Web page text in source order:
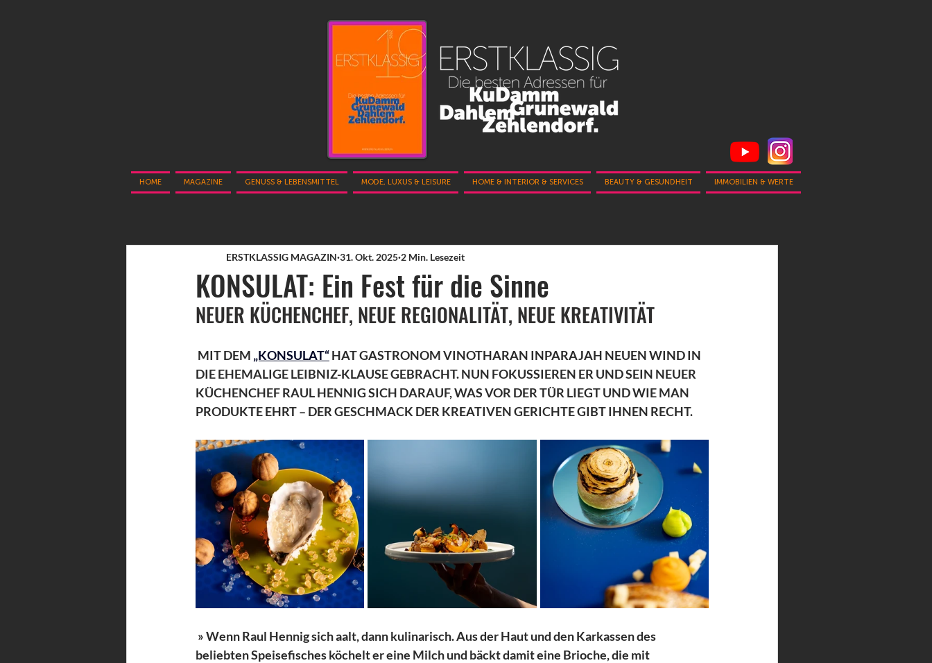
HOME MAGAZINE GENUSS & LEBENSMITTEL MODE, LUXUS & LEISURE HOME & INTERIOR & SERVICES BEAUTY & GESUNDHEIT IMMOBILIEN & WERTE
KONSULAT: Ein Fest für die Sinne
ERSTKLASSIG MAGAZIN 31. Okt. 2025 2 Min. Lesezeit
NEUER KÜCHENCHEF, NEUE REGIONALITÄT, NEUE KREATIVITÄT
MIT DEM „KONSULAT“ HAT GASTRONOM VINOTHARAN INPARAJAH NEUEN WIND IN
DIE EHEMALIGE LEIBNIZ-KLAUSE GEBRACHT. NUN FOKUSSIEREN ER UND SEIN NEUER
KÜCHENCHEF RAUL HENNIG SICH DARAUF, WAS VOR DER TÜR LIEGT UND WIE MAN
PRODUKTE EHRT – DER GESCHMACK DER KREATIVEN GERICHTE GIBT IHNEN RECHT.
» Wenn Raul Hennig sich aalt, dann kulinarisch. Aus der Haut und den Karkassen des
beliebten Speisefisches köchelt er eine Milch und bäckt damit eine Brioche, die mit